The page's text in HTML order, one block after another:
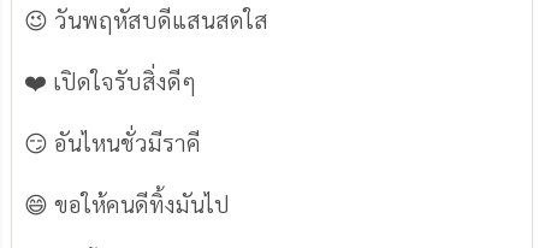
😉 วันพฤหัสบดีแสนสดใส
❤️️ เปิดใจรับสิ่งดีๆ
😏 อันไหนชั่วมีราคี
😄 ขอให้คนดีทิ้งมันไป